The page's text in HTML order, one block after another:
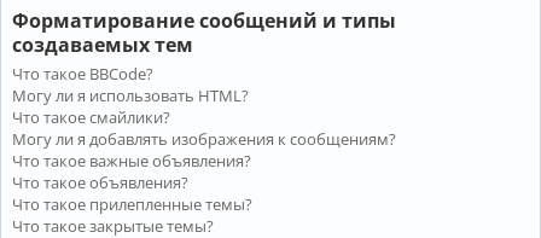
Форматирование сообщений и типы
создаваемых тем
Что такое BBCode?
Могу ли я использовать HTML?
Что такое смайлики?
Могу ли я добавлять изображения к сообщениям?
Что такое важные объявления?
Что такое объявления?
Что такое прилепленные темы?
Что такое закрытые темы?